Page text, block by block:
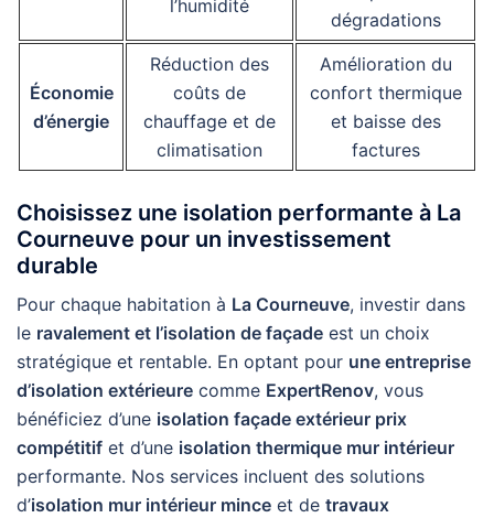
l’humidité
dégradations
Économie
d’énergie
Réduction des
coûts de
chauffage et de
climatisation
Amélioration du
confort thermique
et baisse des
factures
Choisissez une isolation performante à La
Courneuve pour un investissement
durable
Pour chaque habitation à La Courneuve, investir dans
le ravalement et l’isolation de façade est un choix
stratégique et rentable. En optant pour une entreprise
d’isolation extérieure comme ExpertRenov, vous
bénéficiez d’une isolation façade extérieur prix
compétitif et d’une isolation thermique mur intérieur
performante. Nos services incluent des solutions
d’isolation mur intérieur mince et de travaux